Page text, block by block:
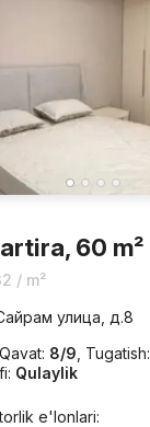
60 m²
/ m²
улица, д.8
Qavat: 8/9 Tugatish:
Qulaylik
e'lonlari: